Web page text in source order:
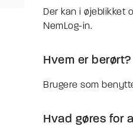
Der kan i øjeblikket
NemLog-in.
Hvem er berørt?
Brugere som
Hvad gøres for